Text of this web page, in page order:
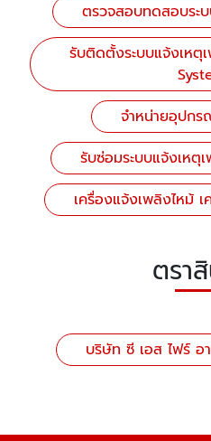
ตรวจสอบทดสอบระ
รับติดตั้งระบบแจ้งเหตุ
จำหน่ายอุปก
รับซ่อมระบบแจ้งเหตุ
เครื่องแจ้งเพลิงไหม้
ตรา
บริษัท ซี เอส ไฟร์ อ